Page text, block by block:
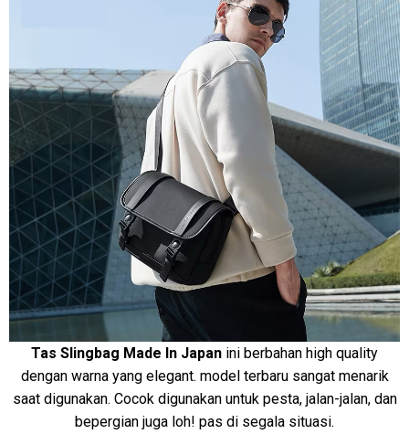
Tas Slingbag Made In Japan ini berbahan high quality
dengan warna yang elegant. model terbaru sangat menarik
saat digunakan. Cocok digunakan untuk pesta, jalan-jalan, dan
bepergian juga loh! pas di segala situasi.